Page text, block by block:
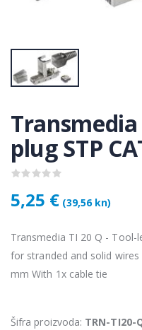
Transmedia
plug STP
5,25 € (39,56 kn)
Transmedia TI 20 Q - Tool-
for stranded and solid wires
mm With 1x cable tie
Šifra proizvoda: TRN-TI20-
€
Lenovo ThinkPad T14s Gen2 i5-1145G7, 16GB, 256GB SSD + 24' 2k USB-C